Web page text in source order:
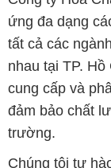
đảm bảo chất
trường.
Chúng tôi tự
và giàu kinh
khách hàng
chúng tôi đảm
công cho